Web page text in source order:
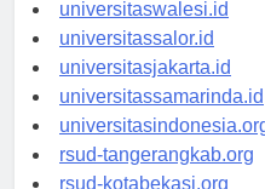
universitaswalesi.id
universitassalor.id
universitasjakarta.id
universitassamarinda.id
universitasindonesia.org
rsud-tangerangkab.org